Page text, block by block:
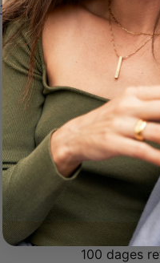
18k Rødguld. Husk at
100 dages